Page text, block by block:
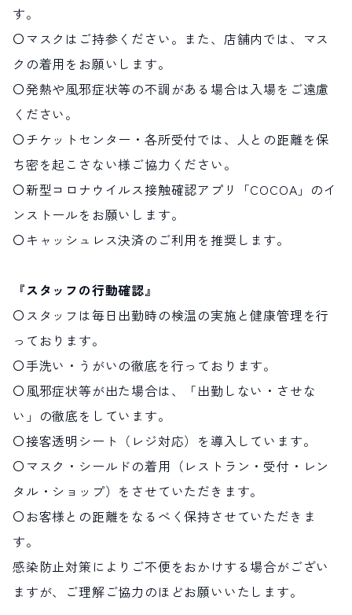
す。
〇マスクはご持参ください。また、店舗内では、マス
クの着用をお願いします。
〇発熱や風邪症状等の不調がある場合は入場をご遠慮
ください。
〇チケットセンター・各所受付では、人との距離を保
ち密を起こさない様ご協力ください。
〇新型コロナウイルス接触確認アプリ「COCOA」のイ
ンストールをお願いします。
〇キャッシュレス決済のご利用を推奨します。
『スタッフの行動確認』
〇スタッフは毎日出勤時の検温の実施と健康管理を行
っております。
〇手洗い・うがいの徹底を行っております。
〇風邪症状等が出た場合は、「出勤しない・させな
い」の徹底をしています。
〇接客透明シート（レジ対応）を導入しています。
〇マスク・シールドの着用（レストラン・受付・レン
タル・ショップ）をさせていただきます。
〇お客様との距離をなるべく保持させていただきま
す。
感染防止対策によりご不便をおかけする場合がござい
ますが、ご理解ご協力のほどお願いいたします。